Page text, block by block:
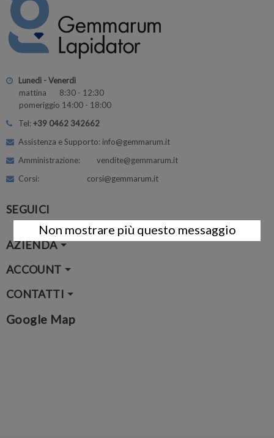
Lunedì - Venerdì
mattina 8:30 - 12:30
pomeriggio 14:00 - 18:00
Tel:+39 0462 342662
Assistenza e Supporto: info@gemmarum.it
Amministrazione: vendite@gemmarum.it
Corsi: corsi@gemmarum.it
SEGUICI
AZIENDA
ACCOUNT
CONTATTI
Google Map
Non mostrare più questo messaggio